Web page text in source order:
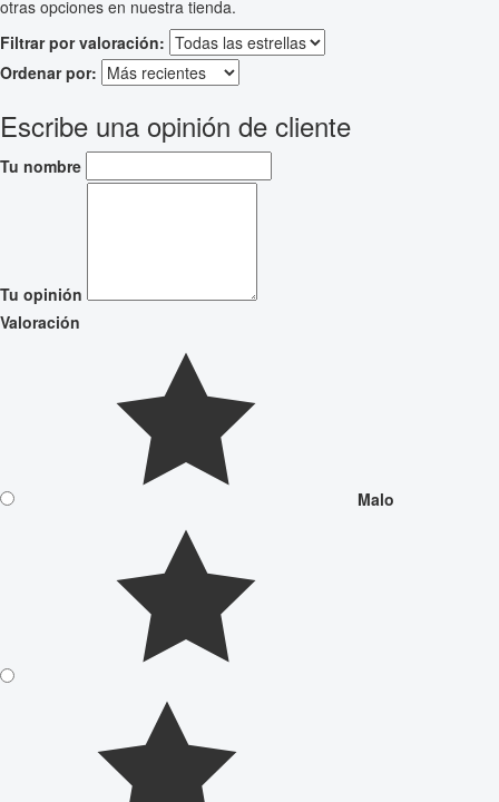
otras opciones en nuestra tienda.
Filtrar por valoración:
Ordenar por:
Escribe una opinión de cliente
Tu nombre
Tu opinión
Valoración
Malo